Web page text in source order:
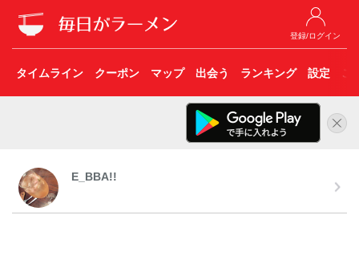
登録/ログイン
タイムライン クーポン マップ 出会う ランキング 設定 こ
E_BBA!!